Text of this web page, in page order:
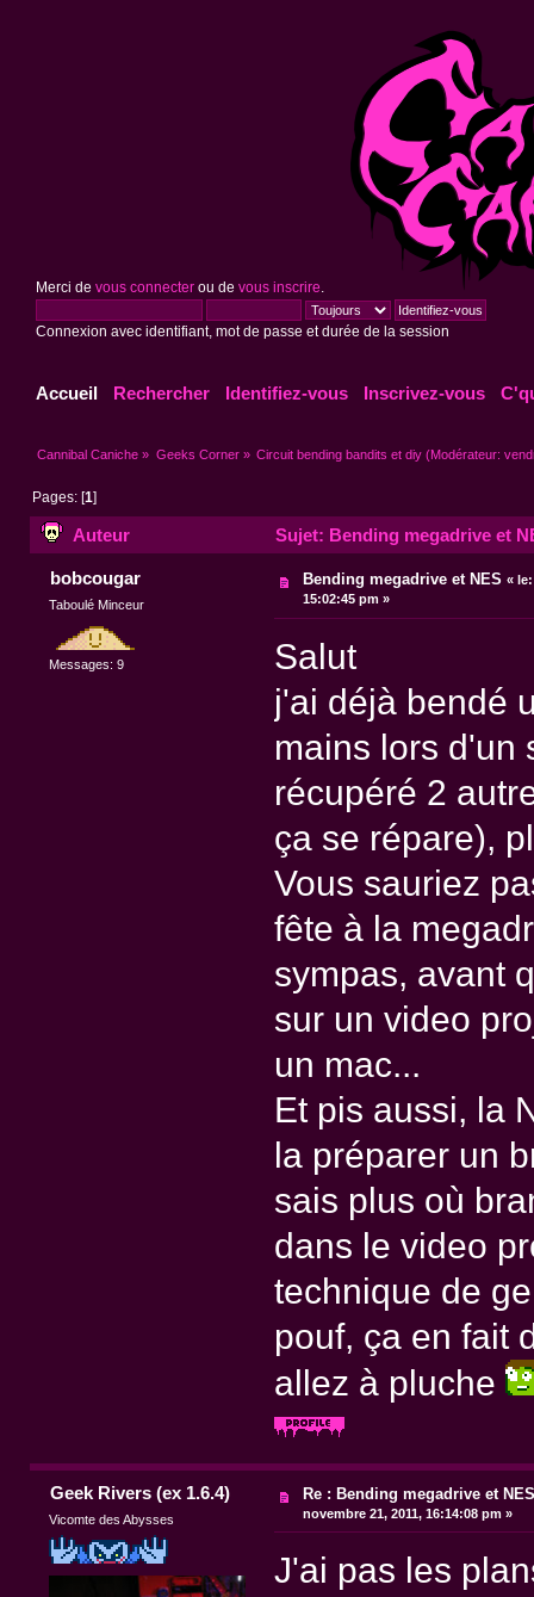
Merci de vous connecterou de vous inscrire
Connexion avec identifiant, mot de passe et durée de la session
Accueil Rechercher Identifiez-vous Inscrivez-vous
Cannibal Caniche » Geeks Corner» Circuit bending bandits et diy (Modérateur:
Pages: [1]
Auteur Sujet: Bending megadrive et
bobcougar
Taboulé Minceur
Messages: 9
Bending megadrive et NES «le:
15:02:45 pm »
Salut
j'ai déjà bendé
mains lors d'un
récupéré 2
ça se répare),
Vous sauriez
fête à la
sympas, avant
sur un video
un mac...
Et pis aussi, la
la préparer un
sais plus où
dans le video
technique de
pouf, ça en fait
allez à pluche
Geek Rivers (ex 1.6.4)
Vicomte des Abysses
Re : Bending megadrive et
novembre 21, 2011, 16:14:08 pm »
J'ai pas les